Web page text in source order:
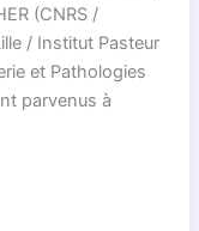
(CNRS /
/ Institut Pasteur
et Pathologies
parvenus à